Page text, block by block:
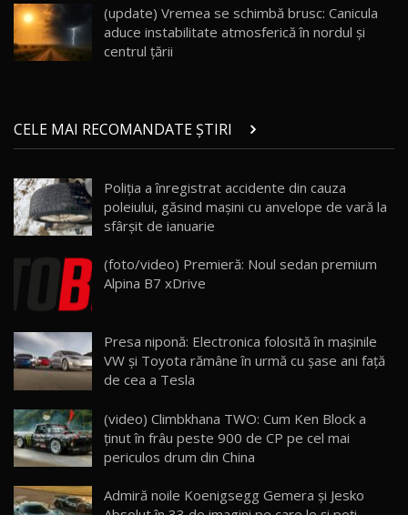
AutoBlog.MD
23:36
20
Noul ZEEKR 7X / Test Drive AutoBlog.MD
29:08
21
Micul BYD Dolphin Surf / Test Drive
AutoBlog.MD
16:59
22
Noua Mazda 6e / Test Drive AutoBlog.MD
26:59
Lynk & Co 01 / Test Drive AutoBlog.MD
25:19
ZEEKR 009: Cel mai Performant și Confortabil
Van Electric Testat în Moldova / AutoBlog.MD
26:38
25
mai Exclusiv și Puternic Defender Testat în
Moldova
32:21
26
AutoBlog.MD
10:57
(update) Vremea se schimbă brusc: Canicula
aduce instabilitate atmosferică în nordul și
centrul țării
CELE MAI RECOMANDATE ȘTIRI
Poliția a înregistrat accidente din cauza
poleiului, găsind mașini cu anvelope de vară la
sfârșit de ianuarie
(foto/video) Premieră: Noul sedan premium
Alpina B7 xDrive
Presa niponă: Electronica folosită în maşinile
VW și Toyota rămâne în urmă cu şase ani faţă
de cea a Tesla
(video) Climbkhana TWO: Cum Ken Block a
ţinut în frâu peste 900 de CP pe cel mai
periculos drum din China
Admiră noile Koenigsegg Gemera şi Jesko